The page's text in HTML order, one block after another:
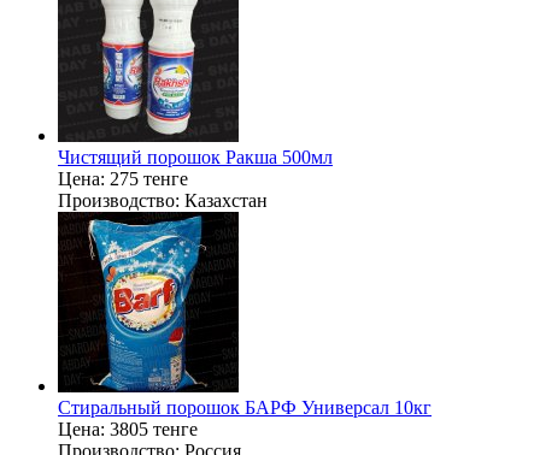
Чистящий порошок Ракша 500мл
Цена: 275 тенге
Производство: Казахстан
Стиральный порошок БАРФ Универсал 10кг
Цена: 3805 тенге
Производство: Россия